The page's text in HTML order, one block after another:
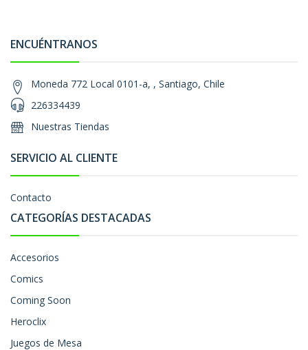
ENCUÉNTRANOS
Moneda 772 Local 0101-a, , Santiago, Chile
226334439
Nuestras Tiendas
SERVICIO AL CLIENTE
Contacto
CATEGORÍAS DESTACADAS
Accesorios
Comics
Coming Soon
Heroclix
Juegos de Mesa